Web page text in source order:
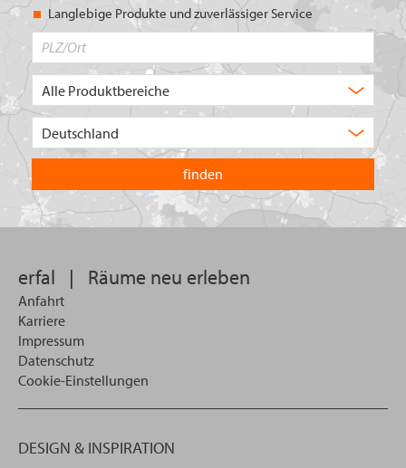
Langlebige Produkte und zuverlässiger Service
in
welchem
Land
Sie
suchen
erfal | Räume neu erleben
Anfahrt
Karriere
Impressum
Datenschutz
Cookie-Einstellungen
DESIGN & INSPIRATION